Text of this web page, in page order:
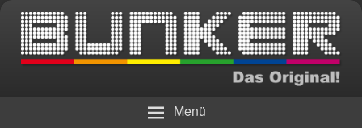
BUNKER – Das Original!
Menü